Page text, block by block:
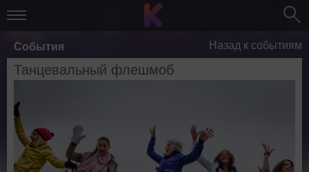
События Назад к событиям
Танцевальный флешмоб